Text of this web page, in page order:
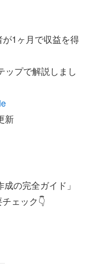
が1ヶ月で収益を得
プで解説しまし
新
の完全ガイド」
ェック👇